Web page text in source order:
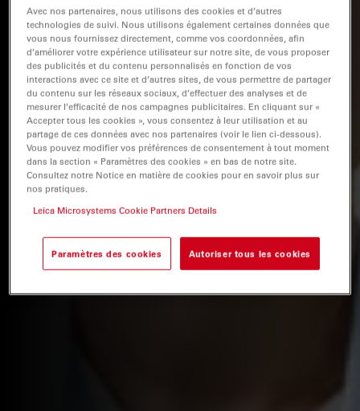
Avec nos partenaires, nous utilisons des cookies et d’autres
technologies de suivi. Nous utilisons également certaines données que
vous nous fournissez directement, comme vos coordonnées, afin
d’améliorer votre expérience utilisateur sur notre site, de vous proposer
des publicités et du contenu personnalisés en fonction de vos
interactions avec ce site et d’autres sites, de vous permettre de partager
du contenu sur les réseaux sociaux, d’effectuer des analyses et de
mesurer l’efficacité de nos campagnes publicitaires. En cliquant sur «
Accepter tous les cookies », vous consentez à leur utilisation et au
partage de ces données avec nos partenaires (voir le lien ci-dessous).
Vous pouvez modifier vos préférences de consentement à tout moment
dans la section « Paramètres des cookies » en bas de notre site.
Consultez notre Notice en matière de cookies pour en savoir plus sur
nos pratiques.
Leica Microsystems Cookie Partners Details
Paramètres des cookies Autoriser tous les cookies